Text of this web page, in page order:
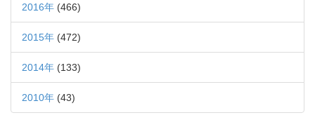
2016年 (466)
2015年 (472)
2014年 (133)
2010年 (43)